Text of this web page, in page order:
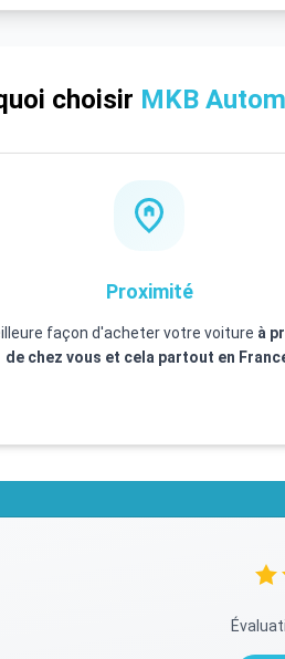
choisir MKB
Proximité
façon d'acheter votre voiture à
de chez vous et cela partout en